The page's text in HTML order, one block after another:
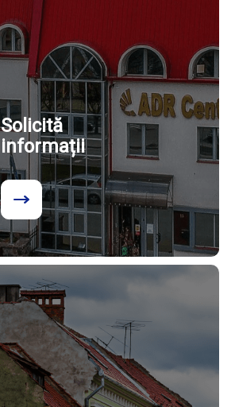
Solicită
informații